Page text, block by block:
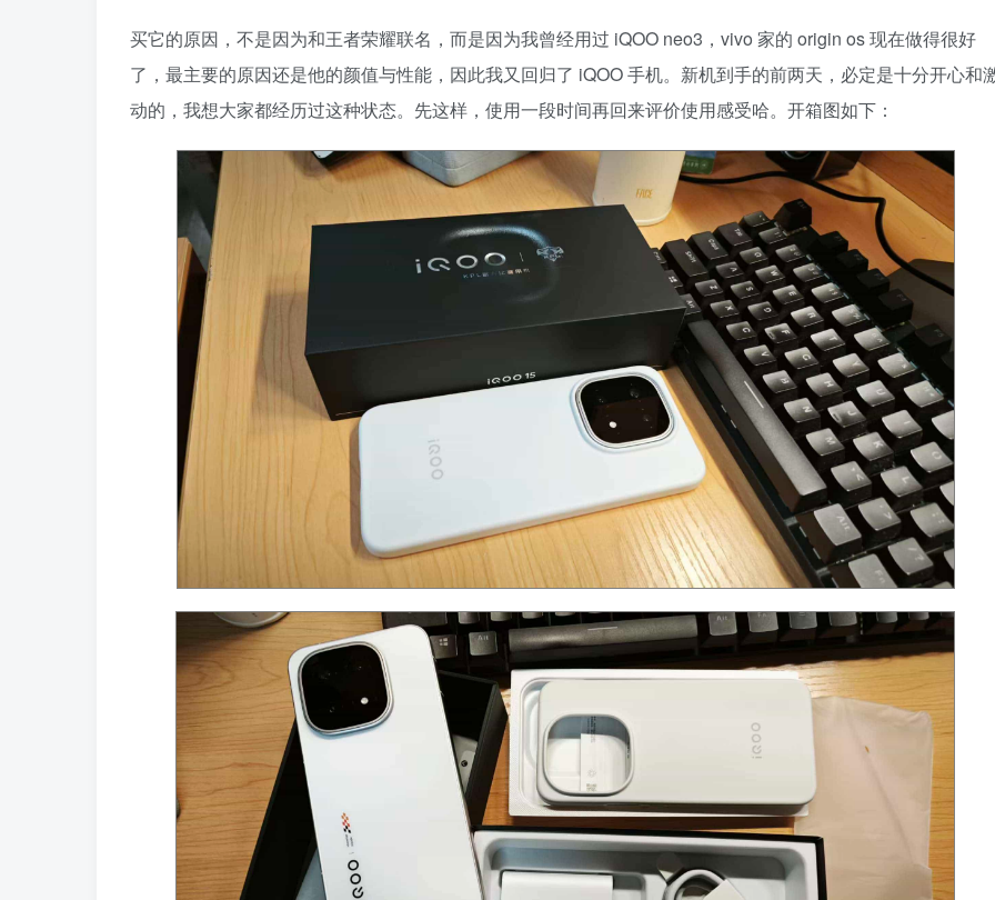
买它的原因，不是因为和王者荣耀联名，而是因为我曾经用过 iQOO neo3，vivo 家的 origin os 现在做得很好
了，最主要的原因还是他的颜值与性能，因此我又回归了 iQOO 手机。新机到手的前两天，必定是十分开心和
动的，我想大家都经历过这种状态。先这样，使用一段时间再回来评价使用感受哈。开箱图如下：